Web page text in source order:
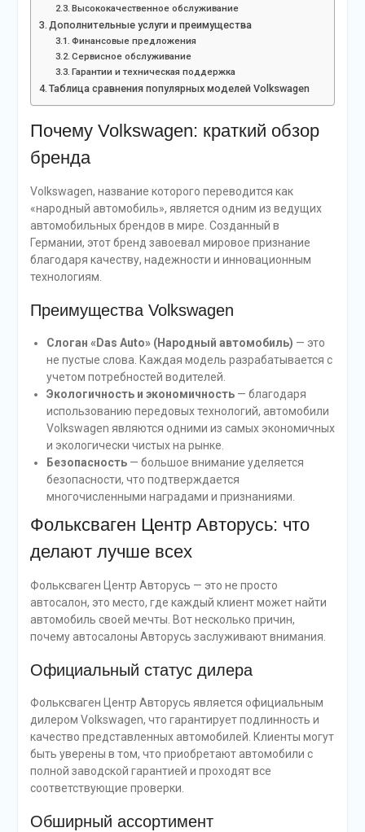
Высококачественное обслуживание
Дополнительные услуги и преимущества
Финансовые предложения
Сервисное обслуживание
Гарантии и техническая поддержка
Таблица сравнения популярных моделей Volkswagen
Почему Volkswagen: краткий обзор
бренда
Volkswagen, название которого переводится как
«народный автомобиль», является одним из ведущих
автомобильных брендов в мире. Созданный в
Германии, этот бренд завоевал мировое признание
благодаря качеству, надежности и инновационным
технологиям.
Преимущества Volkswagen
Слоган «Das Auto» (Народный автомобиль) — это
не пустые слова. Каждая модель разрабатывается с
учетом потребностей водителей.
Экологичность и экономичность— благодаря
использованию передовых технологий, автомобили
Volkswagen являются одними из самых экономичных
и экологически чистых на рынке.
Безопасность— большое внимание уделяется
безопасности, что подтверждается
многочисленными наградами и признаниями.
Фольксваген Центр Авторусь: что
делают лучше всех
Фольксваген Центр Авторусь — это не просто
автосалон, это место, где каждый клиент может найти
автомобиль своей мечты. Вот несколько причин,
почему автосалоны Авторусь заслуживают внимания.
Официальный статус дилера
Фольксваген Центр Авторусь является официальным
дилером Volkswagen, что гарантирует подлинность и
качество представленных автомобилей. Клиенты могут
быть уверены в том, что приобретают автомобили с
полной заводской гарантией и проходят все
соответствующие проверки.
Обширный ассортимент